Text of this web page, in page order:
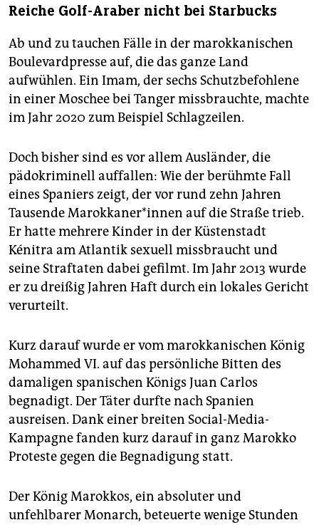
Reiche Golf-Araber nicht bei Starbucks
Ab und zu tauchen Fälle in der marokkanischen
Boulevardpresse auf, die das ganze Land
aufwühlen. Ein Imam, der sechs Schutzbefohlene
in einer Moschee bei Tanger missbrauchte, machte
im Jahr 2020 zum Beispiel Schlagzeilen.
Doch bisher sind es vor allem Ausländer, die
pädokriminell auffallen: Wie der berühmte Fall
eines Spaniers zeigt, der vor rund zehn Jahren
Tausende Ma­rok­ka­ne­r*in­nen auf die Straße trieb.
Er hatte mehrere Kinder in der Küstenstadt
Kénitra am Atlantik sexuell missbraucht und
seine Straftaten dabei gefilmt. Im Jahr 2013 wurde
er zu dreißig Jahren Haft durch ein lokales Gericht
verurteilt.
Kurz darauf wurde er vom marokkanischen König
­Mohammed VI. auf das persönliche Bitten des
damaligen spanischen Königs Juan Carlos
begnadigt. Der Täter durfte nach Spanien
ausreisen. Dank einer breiten Social-Media-
Kampagne fanden kurz darauf in ganz Marokko
Proteste gegen die Begnadigung statt.
Der König Marokkos, ein absoluter und
unfehlbarer Monarch, beteuerte wenige Stunden